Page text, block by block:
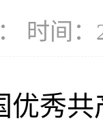
时间：
优秀